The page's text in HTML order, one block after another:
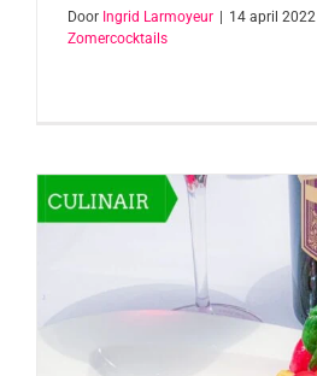
Door Ingrid Larmoyeur 14 april 2022
Zomercocktails